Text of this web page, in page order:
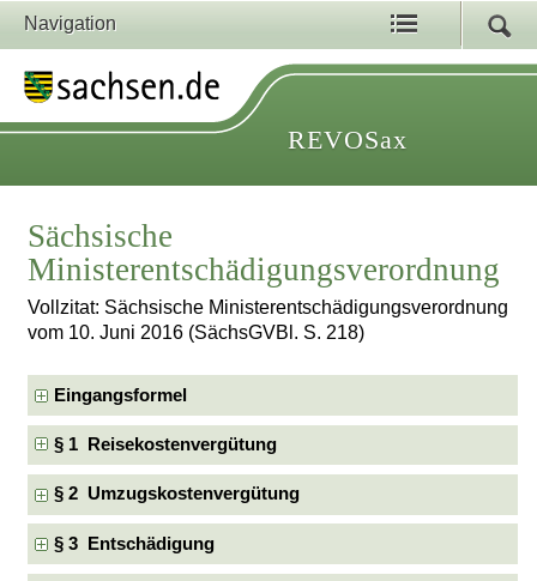
Navigation
REVOSax
Sächsische
Ministerentschädigungsverordnung
Vollzitat: Sächsische Ministerentschädigungsverordnung
vom 10. Juni 2016 (SächsGVBl. S. 218)
Eingangsformel
§ 1 Reisekostenvergütung
§ 2 Umzugskostenvergütung
§ 3 Entschädigung